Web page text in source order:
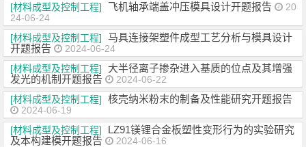
[材料成型及控制工程] 飞机轴承端盖冲压模具设计开题报告
20
24-06-24
[材料成型及控制工程]
马具连接架塑件成型工艺分析与模具设计
开题报告
2024-06-24
[材料成型及控制工程]
大半径离子掺杂进入基质的位点及其增强
发光的机制开题报告
2024-06-22
[材料成型及控制工程]
核壳纳米粉末的制备及性能研究开题报告
2024-06-19
[材料成型及控制工程]
LZ91镁锂合金板塑性变形行为的实验研究
及本构建模开题报告
2024-06-16